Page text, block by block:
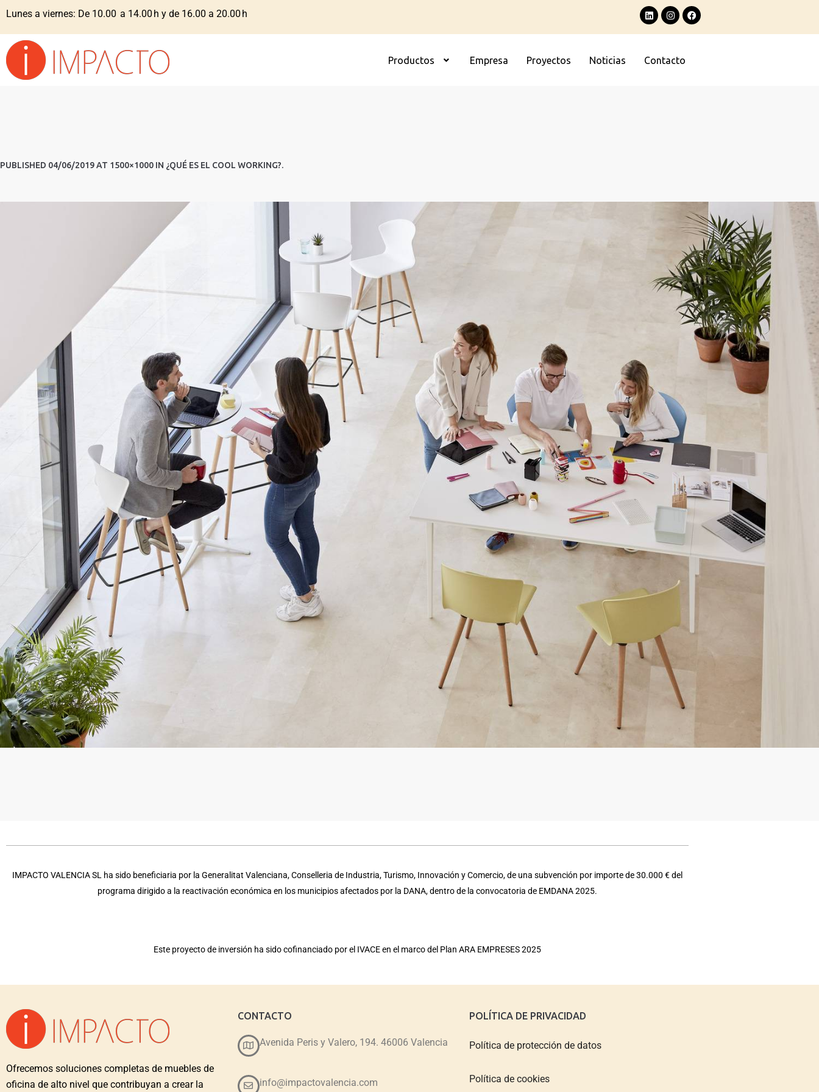
Lunes a viernes: De 10.00 a 14.00 h y de 16.00 a 20.00 h
Productos Empresa Proyectos Noticias Contacto
PUBLISHED 04/06/2019AT 1500×1000 IN ¿QUÉ ES EL COOL WORKING?.
IMPACTO VALENCIA SL ha sido beneficiaria por la Generalitat Valenciana, Conselleria de Industria, Turismo, Innovación y Comercio, de una subvención por importe de 30.000 € del
programa dirigido a la reactivación económica en los municipios afectados por la DANA, dentro de la convocatoria de EMDANA 2025.
Este proyecto de inversión ha sido cofinanciado por el IVACE en el marco del Plan ARA EMPRESES 2025
Ofrecemos soluciones completas de muebles de
oficina de alto nivel que contribuyan a crear la
CONTACTO
Avenida Peris y Valero, 194. 46006 Valencia
info@impactovalencia.com
POLÍTICA DE PRIVACIDAD
Política de protección de datos
Política de cookies